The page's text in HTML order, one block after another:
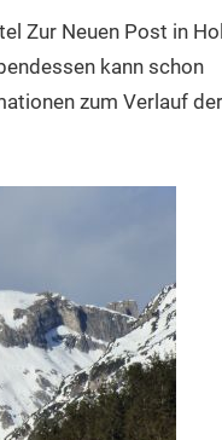
Zur Neuen Post in
kann schon
zum Verlauf der